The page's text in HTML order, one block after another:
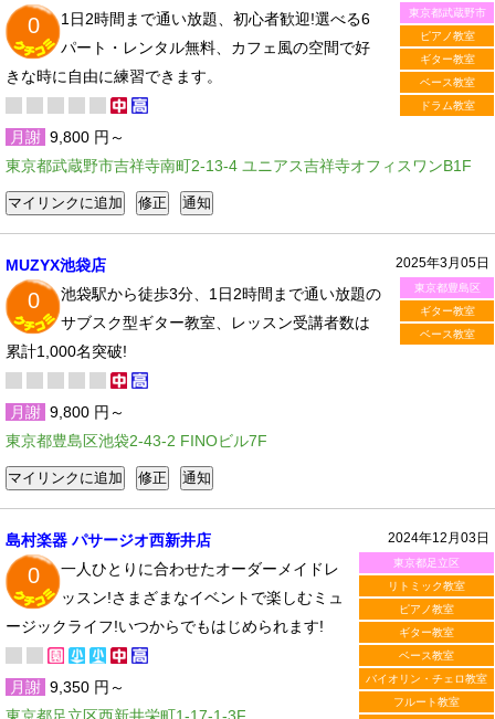
東京都武蔵野市
ピアノ教室
ギター教室
ベース教室
ドラム教室
0
1日2時間まで通い放題、初心者歓迎!選べる6
パート・レンタル無料、カフェ風の空間で好
きな時に自由に練習できます。
月謝 9,800 円～
東京都武蔵野市吉祥寺南町2-13-4 ユニアス吉祥寺オフィスワンB1F
2025年3月05日
東京都豊島区
ギター教室
ベース教室
MUZYX池袋店
0
池袋駅から徒歩3分、1日2時間まで通い放題の
サブスク型ギター教室、レッスン受講者数は
累計1,000名突破!
月謝 9,800 円～
東京都豊島区池袋2-43-2 FINOビル7F
2024年12月03日
東京都足立区
リトミック教室
ピアノ教室
ギター教室
ベース教室
バイオリン・チェロ教室
フルート教室
島村楽器 パサージオ西新井店
0
一人ひとりに合わせたオーダーメイドレ
ッスン!さまざまなイベントで楽しむミュ
ージックライフ!いつからでもはじめられます!
月謝 9,350 円～